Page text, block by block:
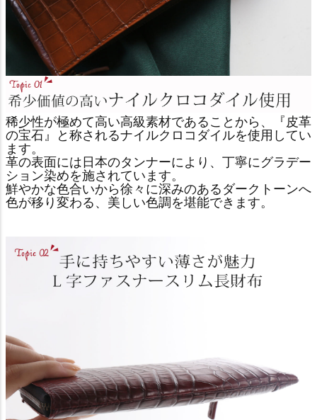
稀少性が極めて高い高級素材であることから、『皮革
の宝石』と称されるナイルクロコダイルを使用してい
ます。
革の表面には日本のタンナーにより、丁寧にグラデー
ション染めを施されています。
鮮やかな色合いから徐々に深みのあるダークトーンへ
色が移り変わる、美しい色調を堪能できます。